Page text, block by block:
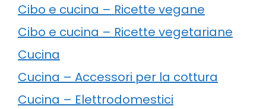
Cibo e cucina – Ricette vegane
Cibo e cucina – Ricette vegetariane
Cucina
Cucina – Accessori per la cottura
Cucina – Elettrodomestici